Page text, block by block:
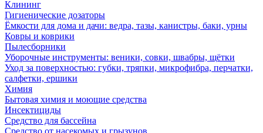
Клининг
Гигиенические дозаторы
Ёмкости для дома и дачи: ведра, тазы, канистры, баки, урны
Ковры и коврики
Пылесборники
Уборочные инструменты: веники, совки, швабры, щётки
Уход за поверхностью: губки, тряпки, микрофибра, перчатки,
салфетки, ершики
Химия
Бытовая химия и моющие средства
Инсектициды
Средство для бассейна
Средство от насекомых и грызунов